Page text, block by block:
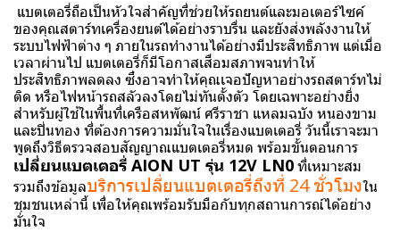
แบตเตอรี่ถือเป็นหัวใจสำคัญที่ช่วยให้รถยนต์และมอเตอร์ไซค์
ของคุณสตาร์ทเครื่องยนต์ได้อย่างราบรื่น และยังส่งพลังงานให้
ระบบไฟฟ้าต่าง ๆ ภายในรถทำงานได้อย่างมีประสิทธิภาพ แต่เมื่อ
เวลาผ่านไป แบตเตอรี่ก็มีโอกาสเสื่อมสภาพจนทำให้
ประสิทธิภาพลดลง ซึ่งอาจทำให้คุณเจอปัญหาอย่างรถสตาร์ทไม่
ติด หรือไฟหน้ารถสลัวลงโดยไม่ทันตั้งตัว โดยเฉพาะอย่างยิ่ง
สำหรับผู้ใช้ในพื้นที่เครือสหพัฒน์ ศรีราชา แหลมฉบัง หนองขาม
และปิ่นทอง ที่ต้องการความมั่นใจในเรื่องแบตเตอรี่ วันนี้เราจะมา
พูดถึงวิธีตรวจสอบสัญญาณแบตเตอรี่หมด พร้อมขั้นตอนการ
เปลี่ยนแบตเตอรี่ AION UT รุ่น 12V LN0ที่เหมาะสม
รวมถึงข้อมูลบริการเปลี่ยนแบตเตอรี่ถึงที่ 24 ชั่วโมงใน
ชุมชนเหล่านี้ เพื่อให้คุณพร้อมรับมือกับทุกสถานการณ์ได้อย่าง
มั่นใจ